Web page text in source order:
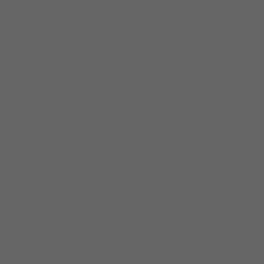
je na nasze zlecenie,
oparciu o stosowną podstawę
zbierane są przez naszych
praw wymienionych
do Twoich zainteresowań,
umów o ich świadczenie